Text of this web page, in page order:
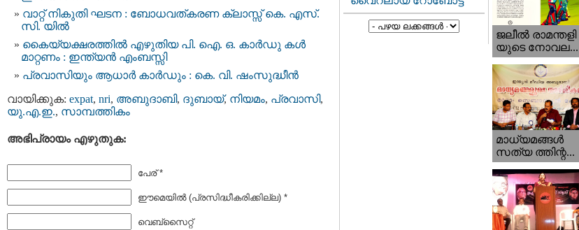
വാറ്റ് നികുതി ഘടന : ബോധവത്കരണ ക്ലാസ്സ് കെ. എസ്.
സി. യിൽ
കൈയ്യക്ഷരത്തില്‍ എഴുതിയ പി. ഐ. ഒ. കാര്‍ഡു കള്‍
മാറ്റണം : ഇന്ത്യന്‍ എംബസ്സി
പ്രവാസിയും ആധാർ കാർഡും : കെ. വി. ഷംസുദ്ധീന്‍
വായിക്കുക: expat, nri, അബുദാബി, ദുബായ്‌, നിയമം, പ്രവാസി,
യു.എ.ഇ., സാമ്പത്തികം
അഭിപ്രായം എഴുതുക:
പേര് *
ഈമെയില്‍ (പ്രസിദ്ധീകരിക്കില്ല) *
വെബ്സൈറ്റ്
ജലീല്‍ രാമന്തളി
യുടെ നോവല...
മാധ്യമങ്ങള്‍
സത്യ ത്തിന്റ...